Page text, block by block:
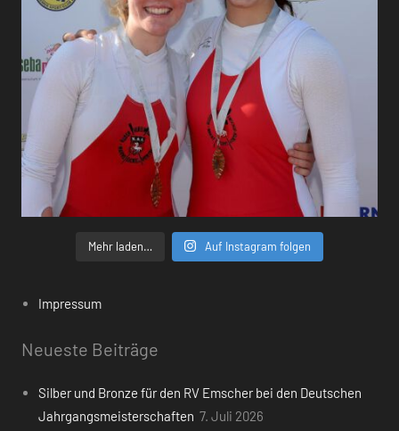
Mehr laden… Auf Instagram folgen
Impressum
Neueste Beiträge
Silber und Bronze für den RV Emscher bei den Deutschen
Jahrgangsmeisterschaften 7. Juli 2026